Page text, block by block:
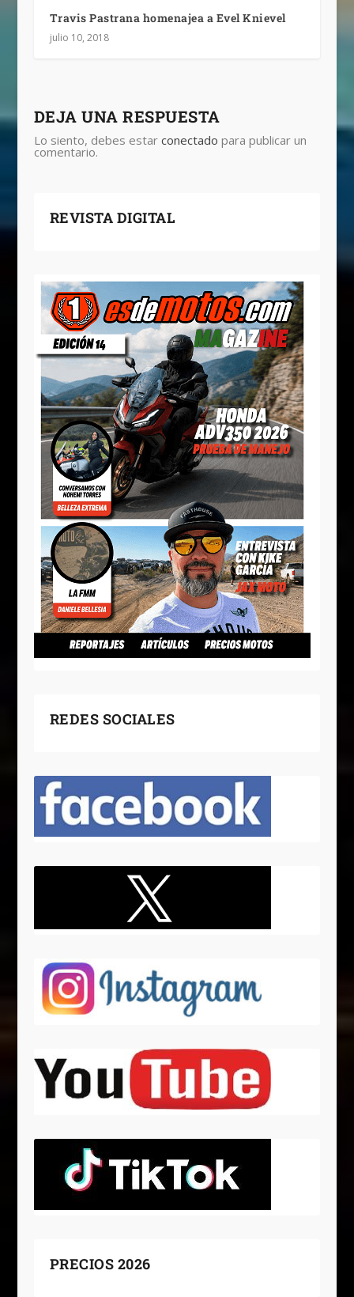
Travis Pastrana homenajea a Evel Knievel
julio 10, 2018
DEJA UNA RESPUESTA
Lo siento, debes estar conectado para publicar un
comentario.
REVISTA DIGITAL
REDES SOCIALES
PRECIOS 2026